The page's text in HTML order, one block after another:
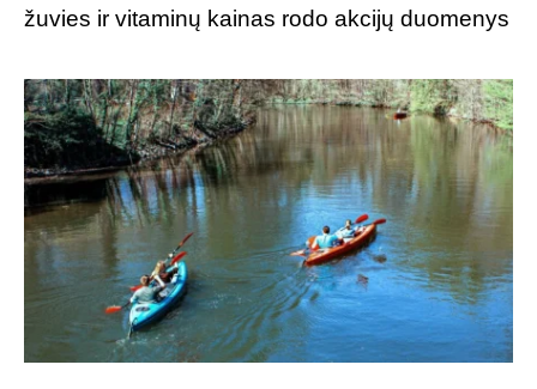
žuvies ir vitaminų kainas rodo akcijų duomenys